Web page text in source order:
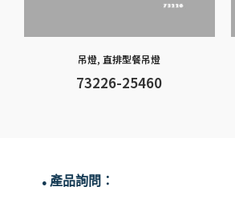
吊燈,直排型餐吊燈
73226-25460
● 產品詢問：